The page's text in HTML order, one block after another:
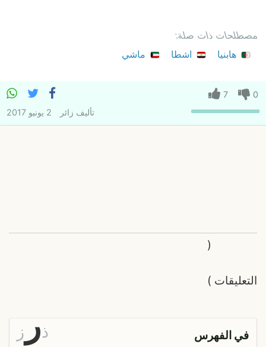
مصطلحات ذات صلة:
هابنيا
اشطا ماشي
0
7
تأليف زائر 2 يونيو 2017
التعليقات
(
)
في الفهرس ذر ز